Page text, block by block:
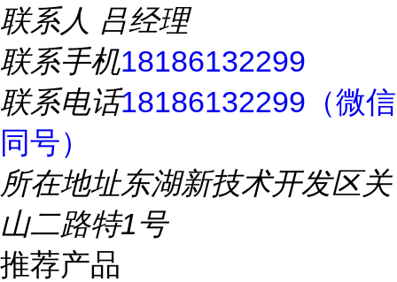
联系人 吕经理
联系手机18186132299
联系电话18186132299（微信
同号）
所在地址东湖新技术开发区关
山二路特1号
推荐产品